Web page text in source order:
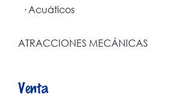
· Acuáticos
ATRACCIONES MECÁNICAS
Venta